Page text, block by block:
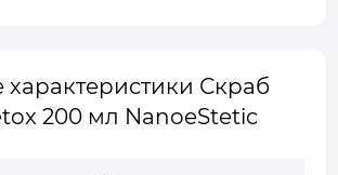
Скраб
200 мл NanoeStetic